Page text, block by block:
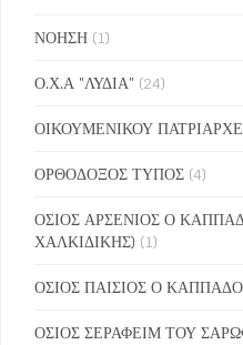
ΝΟΗΣΗ (1)
Ο.Χ.Α "ΛΥΔΙΑ" (24)
ΟΙΚΟΥΜΕΝΙΚΟΥ
ΟΡΘΟΔΟΞΟΣ ΤΥΠΟΣ (4)
ΟΣΙΟΣ ΑΡΣΕΝΙΟΣ Ο
ΧΑΛΚΙΔΙΚΗΣ) (1)
ΟΣΙΟΣ ΠΑΙΣΙΟΣ Ο
ΟΣΙΟΣ ΣΕΡΑΦΕΙΜ ΤΟΥ